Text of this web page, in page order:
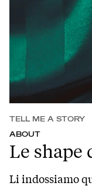
TELL ME A STORY
ABOUT
Le shape
Li indossiamo